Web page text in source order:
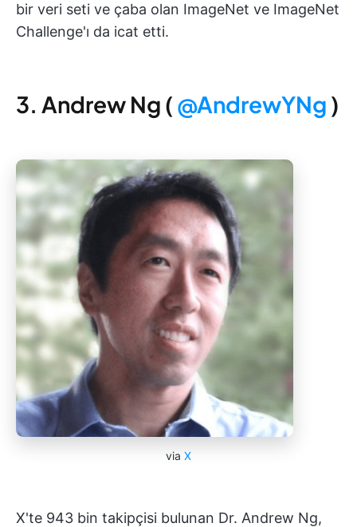
bir veri seti ve çaba olan ImageNet ve ImageNet
Challenge'ı da icat etti.
3. Andrew Ng ( @AndrewYNg )
via X
X'te 943 bin takipçisi bulunan Dr. Andrew Ng,